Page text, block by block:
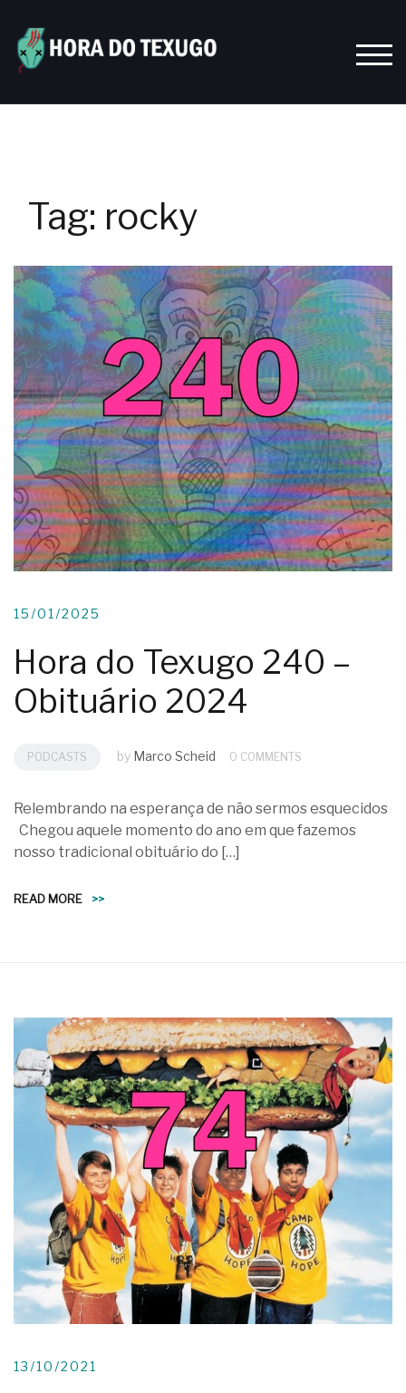
content
Tag: rocky
15/01/2025
Hora do Texugo 240 –
Obituário 2024
PODCASTS by Marco Scheid 0 COMMENTS
Relembrando na esperança de não sermos esquecidos
Chegou aquele momento do ano em que fazemos
nosso tradicional obituário do […]
READ MORE >>
13/10/2021